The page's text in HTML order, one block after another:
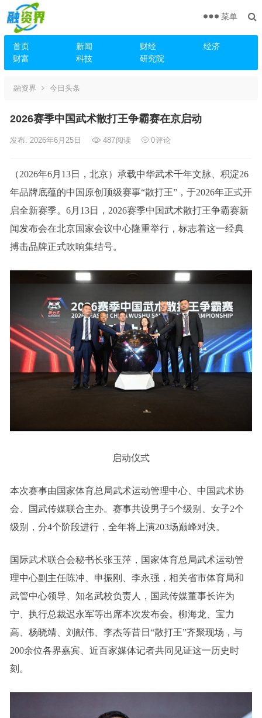
首页 新闻 财经
经济
财富
科技 研究院
菜单
融资界 今日头条
2026赛季中国武术散打王争霸赛在京启动
发布: 2026年6月25日 487阅读 0评论
（2026年6月13日，北京）承载中华武术千年文脉、积淀26
年品牌底蕴的中国原创顶级赛事“散打王”，于2026年正式开
启全新赛季。6月13日，2026赛季中国武术散打王争霸赛新
闻发布会在北京国家会议中心隆重举行，标志着这一经典
搏击品牌正式吹响集结号。
启动仪式
本次赛事由国家体育总局武术运动管理中心、中国武术协
会、国武传媒联合主办。赛事共设男子5个级别、女子2个
级别，分4个阶段进行，全年将上演203场巅峰对决。
国际武术联合会秘书长张玉萍，国家体育总局武术运动管
理中心副主任陈冲、申振刚、李永强，相关省市体育局和
武管中心领导、知名武校负责人，国武传媒董事长许为
宁、执行总裁迟永军等出席本次发布会。柳海龙、宝力
高、杨晓靖、刘献伟、李杰等昔日“散打王”齐聚现场，与
200余位各界嘉宾、近百家媒体记者共同见证这一历史时
刻。